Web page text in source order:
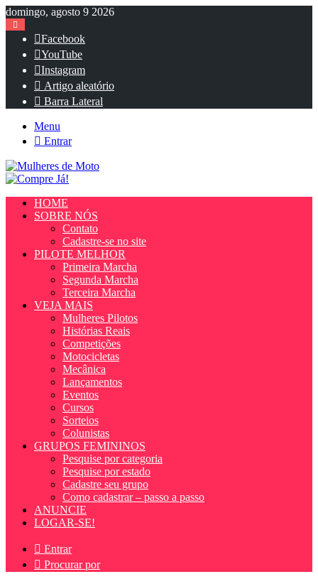
domingo, agosto 9 2026
Facebook
YouTube
Instagram
Artigo aleatório
Barra Lateral
Menu
Entrar
HOME
SOBRE NÓS
Contato
Cadastre-se no site
PILOTE MELHOR
Primeira Marcha
Segunda Marcha
Terceira Marcha
VEJA MAIS
Mulheres Pilotos
Histórias Reais
Competições
Motocicletas
Mecânica
Lançamentos
Eventos
Cursos
Sorteios
Colunistas
GRUPOS FEMININOS
Pesquise por categoria
Pesquise por estado
Cadastre seu grupo
Como cadastrar – passo a passo
ANUNCIE
LOGAR-SE!
Entrar
Procurar por